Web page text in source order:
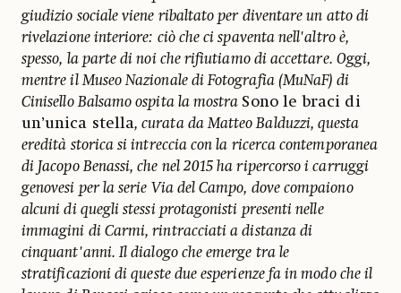
giudizio sociale viene ribaltato per diventare un atto di
rivelazione interiore: ciò che ci spaventa nell'altro è,
spesso, la parte di noi che rifiutiamo di accettare. Oggi,
mentre il Museo Nazionale di Fotografia (MuNaF) di
Cinisello Balsamo ospita la mostra Sono le braci di
un’unica stella, curata da Matteo Balduzzi, questa
eredità storica si intreccia con la ricerca contemporanea
di Jacopo Benassi, che nel 2015 ha ripercorso i carruggi
genovesi per la serie Via del Campo, dove compaiono
alcuni di quegli stessi protagonisti presenti nelle
immagini di Carmi, rintracciati a distanza di
cinquant'anni. Il dialogo che emerge tra le
stratificazioni di queste due esperienze fa in modo che il